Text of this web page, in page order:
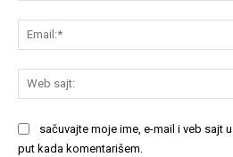
sačuvajte moje ime, e-mail i veb sajt
put kada komentarišem.